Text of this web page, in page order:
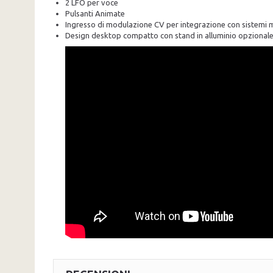
2 LFO per voce
Pulsanti Animate
Ingresso di modulazione CV per integrazione con sistemi
Design desktop compatto con stand in alluminio opzionale